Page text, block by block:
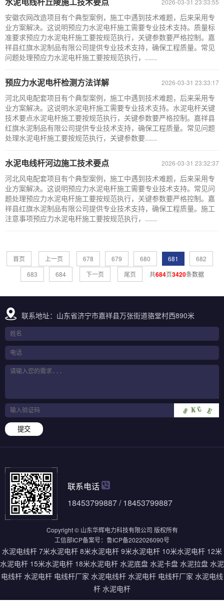
2026-03-31 23:33:55
安徽农网改造项目有个典型案例，施工中遇到技术难题，后来采用专
业方案解决。这说明预应力水泥电杆施工需要专业技术支持。质量标
准要求预应力水泥电杆施工要按规范执行，关键参数要严格控制。嘉
祥县红旗水泥制品有限公司提供专业技术支持，确保工程质量。常见
问题处理预应力水泥电杆施工要按规范执行，......
2026-03-31 23:33:17
预应力水泥电杆检测方法详解
河北风电配套项目有个典型案例，施工中遇到技术难题，后来采用专
业方案解决。这说明水泥电杆施工需要专业技术支持。水泥电杆关键
技术要点水泥电杆施工要按规范执行，关键参数要严格控制。嘉祥县
红旗水泥制品有限公司提供专业技术支持，确保工程质量。常见问题
处理水泥电杆施工要按规范执行，关键参数要......
2026-03-31 23:32:37
水泥电线杆河边施工技术要点
河北风电配套项目有个典型案例，施工中遇到技术难题，后来采用专
业方案解决。这说明预应力水泥电杆施工需要专业技术支持。常见问
题处理预应力水泥电杆施工要按规范执行，关键参数要严格控制。嘉
祥县红旗水泥制品有限公司提供专业技术支持，确保工程质量。施工
注意事项预应力水泥电杆施工要按规范执行，......
首页 上一页 678 679 680 681
682
683
684 下一页 尾页 共684页3420条数据
联系地址：山东省济宁市嘉祥县万张街道骆堂村西890米
提交
联系电话
18453799887 / 18453799887
Copyright © 山东华辉电力科技有限公司 版权所有
工信部ICP备案号： 鲁ICP备2022026090号
水泥电线杆 7米水泥电杆 8米水泥电杆 9米水泥电杆 10米水泥电杆 12米
水泥电杆 15米水泥电杆 18米水泥电杆 水泥底盘 水泥卡盘 水泥拉盘 水泥
电线杆 水泥电杆 电线杆厂家 水泥电线杆 水泥电杆 电线杆厂家 水泥电线
杆 水泥电杆